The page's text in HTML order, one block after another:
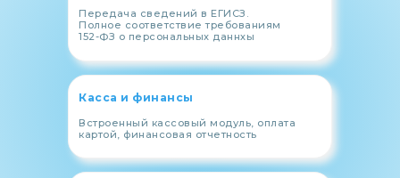
Касса и финансы
Встроенный кассовый модуль, оплата
картой, финансовая отчетность
Передача сведений в ЕГИСЗ.
Полное соответствие требованиям
152-ФЗ о персональных даннхы